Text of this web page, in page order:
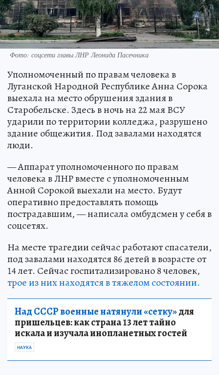
Фото: соцсети главы ЛНР Леонида Пасечника
Уполномоченный по правам человека в
Луганской Народной Республике Анна Сорока
выехала на место обрушения здания в
Старобельске. Здесь в ночь на 22 мая ВСУ
ударили по территории колледжа, разрушено
здание общежития. Под завалами находятся
люди.
— Аппарат уполномоченного по правам
человека в ЛНР вместе с уполномоченным
Анной Сорокой выехали на место. Будут
оперативно предоставлять помощь
пострадавшим, — написала омбудсмен у себя в
соцсетях.
На месте трагедии сейчас работают спасатели,
под завалами находятся 86 детей в возрасте от
14 лет. Сейчас госпитализировано 8 человек,
трое из них находятся в тяжелом состоянии.
Над СССР военные натянули «сетку»для
пришельцев: как страна 13 лет тайно
искала и изучала инопланетных гостей
НАУКА